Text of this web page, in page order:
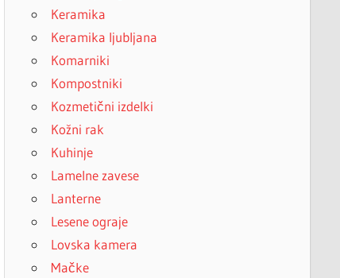
Keramika
Keramika ljubljana
Komarniki
Kompostniki
Kozmetični izdelki
Kožni rak
Kuhinje
Lamelne zavese
Lanterne
Lesene ograje
Lovska kamera
Mačke